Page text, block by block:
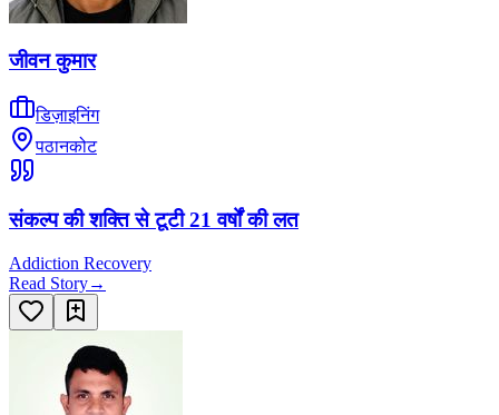
जीवन कुमार
डिज़ाइनिंग
पठानकोट
संकल्प की शक्ति से टूटी 21 वर्षों की लत
Addiction Recovery
Read Story→